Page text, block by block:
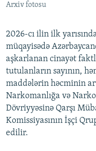
Arxiv fotosu
2026-cı ilin ilk
müqayisədə
aşkarlanan cinayət
tutulanların sayının,
maddələrin həcminin
Narkomanlığa və
Dövriyyəsinə Qarşı
Komissiyasının İşçi
edilir.